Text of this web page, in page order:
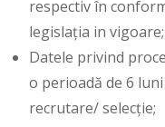
respectiv în
legislația in vigoare;
Datele privind
o perioadă de 6
recrutare/ selecție;